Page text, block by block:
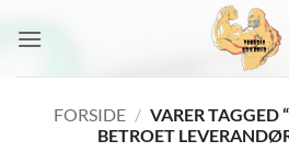
FORSIDE / VARER TAGGED
BETROET